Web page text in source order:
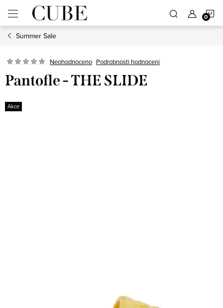
obsah
Summer Sale
Neohodnoceno Podrobnosti hodnocení
Pantofle - THE SLIDE
Akce